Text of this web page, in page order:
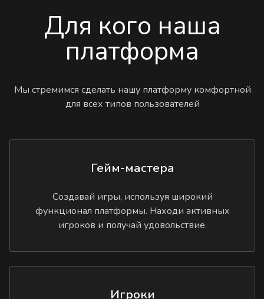
Для кого наша
платформа
Мы стремимся сделать нашу платформу комфортной
для всех типов пользователей
Гейм-мастера
Создавай игры, используя широкий
функционал платформы. Находи активных
игроков и получай удовольствие.
Игроки